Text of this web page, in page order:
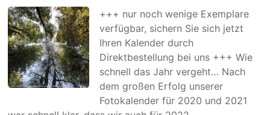
+++ nur noch wenige Exemplare
verfügbar, sichern Sie sich jetzt
Ihren Kalender durch
Direktbestellung bei uns +++ Wie
schnell das Jahr vergeht… Nach
dem großen Erfolg unserer
Fotokalender für 2020 und 2021